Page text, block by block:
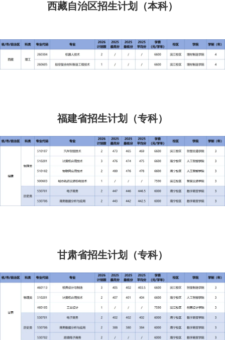
西藏自治区招生计划（本科）
福建省招生计划（专科）
甘肃省招生计划（专科）